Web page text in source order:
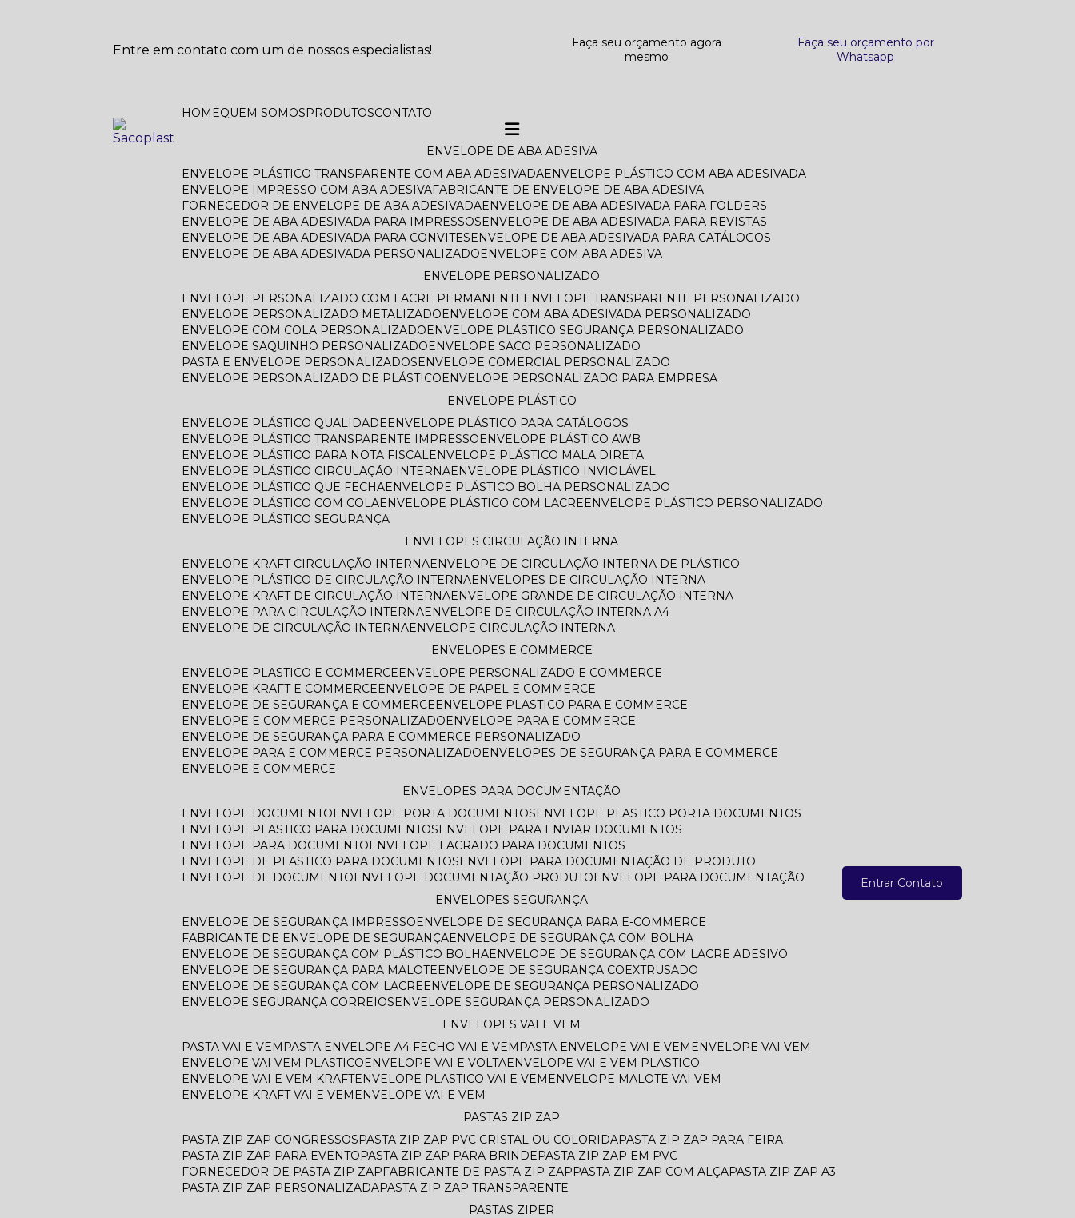
Entre em contato com um de nossos especialistas!
Faça seu orçamento agora
mesmo
Faça seu orçamento por
Whatsapp
HOME QUEM SOMOS PRODUTOS CONTATO
ENVELOPE DE ABA ADESIVA
ENVELOPE PLÁSTICO TRANSPARENTE COM ABA ADESIVADA
ENVELOPE PLÁSTICO COM ABA ADESIVADA
ENVELOPE IMPRESSO COM ABA ADESIVA FABRICANTE DE ENVELOPE DE ABA ADESIVA
FORNECEDOR DE ENVELOPE DE ABA ADESIVADA
ENVELOPE DE ABA ADESIVADA PARA FOLDERS
ENVELOPE DE ABA ADESIVADA PARA IMPRESSOS
ENVELOPE DE ABA ADESIVADA PARA REVISTAS
ENVELOPE DE ABA ADESIVADA PARA CONVITES
ENVELOPE DE ABA ADESIVADA PARA CATÁLOGOS
ENVELOPE DE ABA ADESIVADA PERSONALIZADO
ENVELOPE COM ABA ADESIVA
ENVELOPE PERSONALIZADO
ENVELOPE PERSONALIZADO COM LACRE PERMANENTE
ENVELOPE TRANSPARENTE PERSONALIZADO
ENVELOPE PERSONALIZADO METALIZADO
ENVELOPE COM ABA ADESIVADA PERSONALIZADO
ENVELOPE COM COLA PERSONALIZADO
ENVELOPE PLÁSTICO SEGURANÇA PERSONALIZADO
ENVELOPE SAQUINHO PERSONALIZADO
ENVELOPE SACO PERSONALIZADO
PASTA E ENVELOPE PERSONALIZADOS
ENVELOPE COMERCIAL PERSONALIZADO
ENVELOPE PERSONALIZADO DE PLÁSTICO
ENVELOPE PERSONALIZADO PARA EMPRESA
ENVELOPE PLÁSTICO
ENVELOPE PLÁSTICO QUALIDADE
ENVELOPE PLÁSTICO PARA CATÁLOGOS
ENVELOPE PLÁSTICO TRANSPARENTE IMPRESSO
ENVELOPE PLÁSTICO AWB
ENVELOPE PLÁSTICO PARA NOTA FISCAL
ENVELOPE PLÁSTICO MALA DIRETA
ENVELOPE PLÁSTICO CIRCULAÇÃO INTERNA
ENVELOPE PLÁSTICO INVIOLÁVEL
ENVELOPE PLÁSTICO QUE FECHA
ENVELOPE PLÁSTICO BOLHA PERSONALIZADO
ENVELOPE PLÁSTICO COM COLA
ENVELOPE PLÁSTICO COM LACRE
ENVELOPE PLÁSTICO PERSONALIZADO
ENVELOPE PLÁSTICO SEGURANÇA
ENVELOPES CIRCULAÇÃO INTERNA
ENVELOPE KRAFT CIRCULAÇÃO INTERNA
ENVELOPE DE CIRCULAÇÃO INTERNA DE PLÁSTICO
ENVELOPE PLÁSTICO DE CIRCULAÇÃO INTERNA
ENVELOPES DE CIRCULAÇÃO INTERNA
ENVELOPE KRAFT DE CIRCULAÇÃO INTERNA
ENVELOPE GRANDE DE CIRCULAÇÃO INTERNA
ENVELOPE PARA CIRCULAÇÃO INTERNA
ENVELOPE DE CIRCULAÇÃO INTERNA A4
ENVELOPE DE CIRCULAÇÃO INTERNA
ENVELOPE CIRCULAÇÃO INTERNA
ENVELOPES E COMMERCE
ENVELOPE PLASTICO E COMMERCE
ENVELOPE PERSONALIZADO E COMMERCE
ENVELOPE KRAFT E COMMERCE
ENVELOPE DE PAPEL E COMMERCE
ENVELOPE DE SEGURANÇA E COMMERCE
ENVELOPE PLASTICO PARA E COMMERCE
ENVELOPE E COMMERCE PERSONALIZADO
ENVELOPE PARA E COMMERCE
ENVELOPE DE SEGURANÇA PARA E COMMERCE PERSONALIZADO
ENVELOPE PARA E COMMERCE PERSONALIZADO
ENVELOPES DE SEGURANÇA PARA E COMMERCE
ENVELOPE E COMMERCE
ENVELOPES PARA DOCUMENTAÇÃO
ENVELOPE DOCUMENTO
ENVELOPE PORTA DOCUMENTOS
ENVELOPE PLASTICO PORTA DOCUMENTOS
ENVELOPE PLASTICO PARA DOCUMENTOS
ENVELOPE PARA ENVIAR DOCUMENTOS
ENVELOPE PARA DOCUMENTO
ENVELOPE LACRADO PARA DOCUMENTOS
ENVELOPE DE PLASTICO PARA DOCUMENTOS
ENVELOPE PARA DOCUMENTAÇÃO DE PRODUTO
ENVELOPE DE DOCUMENTO
ENVELOPE DOCUMENTAÇÃO PRODUTO
ENVELOPE PARA DOCUMENTAÇÃO
ENVELOPES SEGURANÇA
ENVELOPE DE SEGURANÇA IMPRESSO
ENVELOPE DE SEGURANÇA PARA E-COMMERCE
FABRICANTE DE ENVELOPE DE SEGURANÇA
ENVELOPE DE SEGURANÇA COM BOLHA
ENVELOPE DE SEGURANÇA COM PLÁSTICO BOLHA
ENVELOPE DE SEGURANÇA COM LACRE ADESIVO
ENVELOPE DE SEGURANÇA PARA MALOTE
ENVELOPE DE SEGURANÇA COEXTRUSADO
ENVELOPE DE SEGURANÇA COM LACRE
ENVELOPE DE SEGURANÇA PERSONALIZADO
ENVELOPE SEGURANÇA CORREIOS
ENVELOPE SEGURANÇA PERSONALIZADO
ENVELOPES VAI E VEM
PASTA VAI E VEM
PASTA ENVELOPE A4 FECHO VAI E VEM PASTA ENVELOPE VAI E VEM
ENVELOPE VAI VEM
ENVELOPE VAI VEM PLASTICO
ENVELOPE VAI E VOLTA
ENVELOPE VAI E VEM PLASTICO
ENVELOPE VAI E VEM KRAFT
ENVELOPE PLASTICO VAI E VEM
ENVELOPE MALOTE VAI VEM
ENVELOPE KRAFT VAI E VEM
ENVELOPE VAI E VEM
PASTAS ZIP ZAP
PASTA ZIP ZAP CONGRESSOS PASTA ZIP ZAP PVC CRISTAL OU COLORIDA PASTA ZIP ZAP PARA FEIRA
PASTA ZIP ZAP PARA EVENTO PASTA ZIP ZAP PARA BRINDE PASTA ZIP ZAP EM PVC
FORNECEDOR DE PASTA ZIP ZAP FABRICANTE DE PASTA ZIP ZAP PASTA ZIP ZAP COM ALÇA PASTA ZIP ZAP A3
PASTA ZIP ZAP PERSONALIZADA PASTA ZIP ZAP TRANSPARENTE
PASTAS ZIPER
Entrar Contato